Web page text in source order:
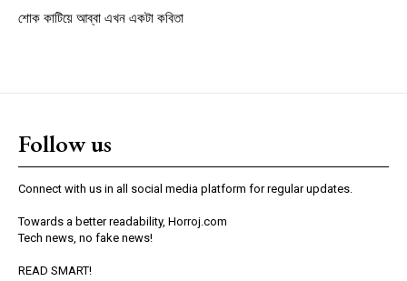
শোক কাটিয়ে আব্বা এখন একটা কবিতা
Follow us
Connect with us in all social media platform for regular updates.
Towards a better readability, Horroj.com
Tech news, no fake news!
READ SMART!